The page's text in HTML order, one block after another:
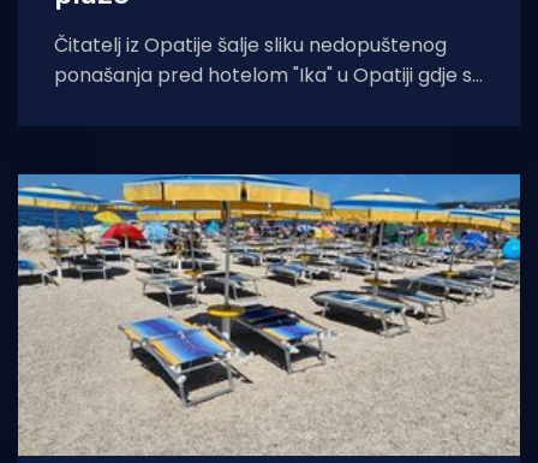
Čitatelj iz Opatije šalje sliku nedopuštenog
ponašanja pred hotelom "Ika" u Opatiji gdje se